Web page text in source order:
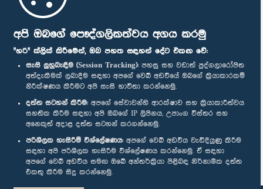
අපි ඔබගේ පෞද්ගලිකත්වය අගය කරමු
"හරි" ක්ලික් කිරීමෙන්, ඔබ පහත සඳහන් දේට එකඟ වේ:
සැසි ලුහුබැඳීම (Session Tracking): පහසු සහ වඩාත් පුද්ගලාරෝපිත
අත්දැකීමක් ලබාදීම සඳහා අපගේ වෙබ් අඩවියේ ඔබගේ ක්‍රියාකාරකම්
නිරීක්ෂණය කිරීමට අපි සැසි භාවිතා කරන්නෙමු.
දත්ත සටහන් කිරීම: අපගේ සේවාවන්හි ආරක්ෂාව සහ ක්‍රියාකාරීත්වය
සහතික කිරීම සඳහා අපි ඔබගේ IP ලිපිනය, උපාංග විස්තර සහ
අනෙකුත් අදාළ දත්ත සටහන් කරගන්නෙමු.
පරිශීලක හැසිරීම් විශ්ලේෂණය: අපගේ වෙබ් අඩවිය වැඩිදියුණු කිරීම
සඳහා අපි පරිශීලක හැසිරීම විශ්ලේෂණය කරන්නෙමු. ඒ සඳහා
අපගේ වෙබ් අඩවිය සමඟ ඔබේ අන්තර්ක්‍රියා පිළිබඳ නිර්නාමික දත්ත
එකතු කිරීම සිදු කරන්නෙමු.
පාර්ලිමේන්තු ජංගම යෙදුම
අප හා සම්බන්ධ වී සිටින්න :
සම්මාන
පෞද්ගලිකත්ව ප්‍රතිපත්තිය